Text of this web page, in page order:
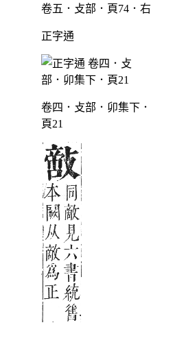
卷五．攴部．頁74．右
正字通
卷四．攴部．卯集下．
頁21